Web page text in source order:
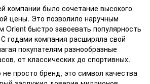
компании было сочетание высокого
цены. Это позволило наручным
Orient быстро завоевать популярность
годами компания расширяла свой
покупателям разнообразные
от классических до спортивных.
не просто бренд, это символ качества